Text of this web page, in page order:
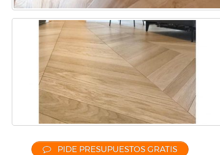
PIDE PRESUPUESTOS GRATIS